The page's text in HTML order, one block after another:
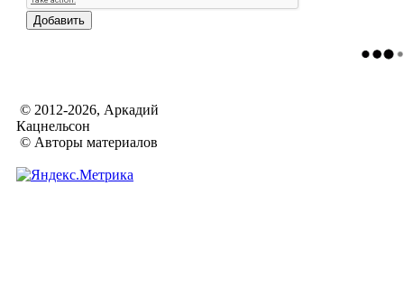
© 2012-2026, Аркадий
Кацнельсон
© Авторы материалов